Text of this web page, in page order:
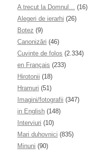
A trecut la Domnul… (16)
Alegeri de ierarhi (26)
Botez (9)
Canonizări (46)
Cuvinte de folos (2.334)
en Français (233)
Hirotonii (18)
Hramuri (51)
Imagini/fotografii (347)
in English (148)
Interviuri (10)
Mari duhovnici (835)
Minuni (90)